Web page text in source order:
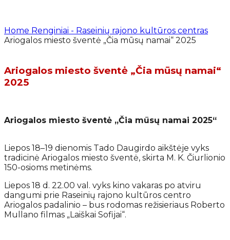
Home Renginiai - Raseinių rajono kultūros centras
Ariogalos miesto šventė „Čia mūsų namai“ 2025
Ariogalos miesto šventė „Čia mūsų namai“
2025
Ariogalos miesto šventė „Čia mūsų namai 2025“
Liepos 18–19 dienomis Tado Daugirdo aikštėje vyks
tradicinė Ariogalos miesto šventė, skirta M. K. Čiurlionio
150-osioms metinėms.
Liepos 18 d. 22.00 val. vyks kino vakaras po atviru
dangumi prie Raseinių rajono kultūros centro
Ariogalos padalinio – bus rodomas režisieriaus Roberto
Mullano filmas „Laiškai Sofijai“.